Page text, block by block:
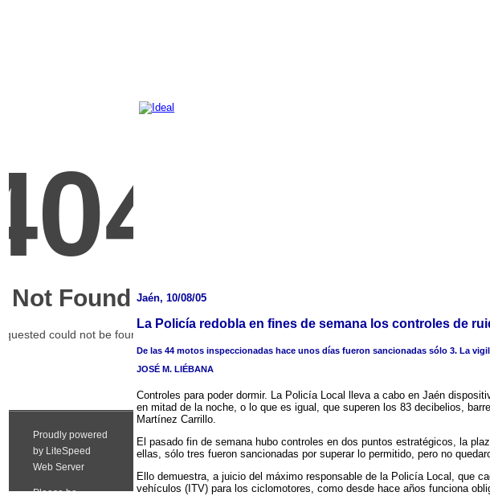
Jaén, 10/08/05
La Policía redobla en fines de semana los controles de
De las 44 motos inspeccionadas hace unos días fueron sancionadas sólo 3. La
JOSÉ M. LIÉBANA
Controles para poder dormir. La Policía Local lleva a cabo en Jaén
en mitad de la noche, o lo que es igual, que superen los 83 decibelios,
Martínez Carrillo.
El pasado fin de semana hubo controles en dos puntos estratégicos, la
ellas, sólo tres fueron sancionadas por superar lo permitido, pero no
Ello demuestra, a juicio del máximo responsable de la Policía Local, que
vehículos (ITV) para los ciclomotores, como desde hace años funciona